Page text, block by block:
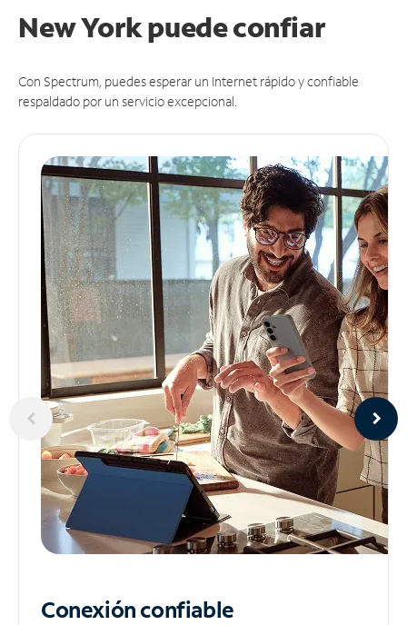
New York puedeconfiar
Con Spectrum, puedes esperar un Internet rápido y confiable
respaldado por un servicio excepcional.
Conexión confiable